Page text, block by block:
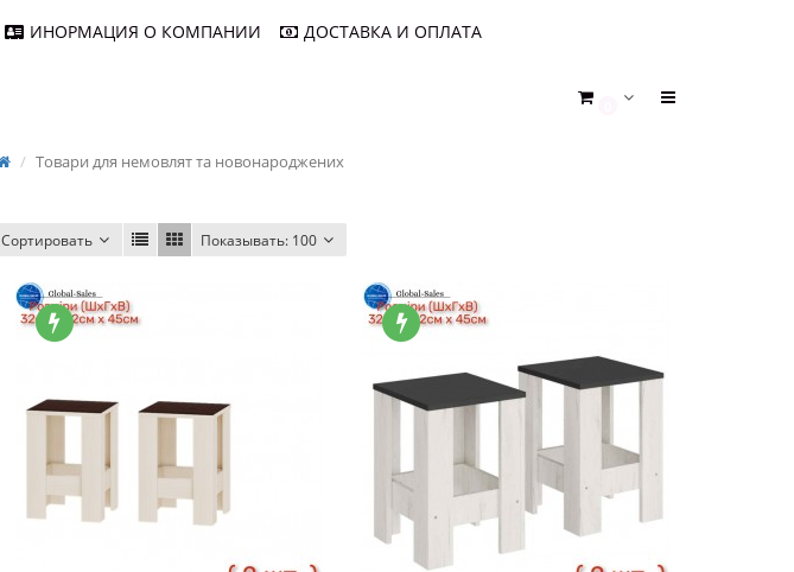
ИНОРМАЦИЯ О КОМПАНИИ ДОСТАВКА И ОПЛАТА
Товари для немовлят та новонароджених
Сортировать Показывать: 100